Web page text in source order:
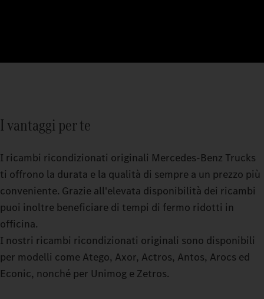
I vantaggi per te
I ricambi ricondizionati originali Mercedes‑Benz Trucks
ti offrono la durata e la qualità di sempre a un prezzo più
conveniente. Grazie all'elevata disponibilità dei ricambi
puoi inoltre beneficiare di tempi di fermo ridotti in
officina.
I nostri ricambi ricondizionati originali sono disponibili
per modelli come Atego, Axor, Actros, Antos, Arocs ed
Econic, nonché per Unimog e Zetros.